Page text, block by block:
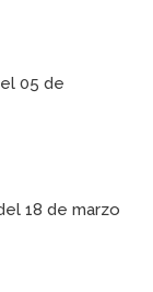
05 de
18 de marzo